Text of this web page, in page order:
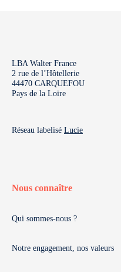
LBA Walter France
2 rue de l’Hôtellerie
44470 CARQUEFOU
Pays de la Loire
Réseau labelisé Lucie
Nous connaître
Qui sommes-nous ?
Notre engagement, nos valeurs